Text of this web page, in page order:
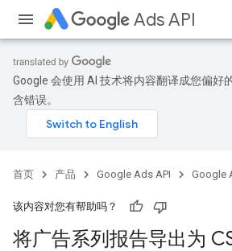
Ads API
Google 会使用 AI 技术将内容翻译成您偏好
含错误。
首页 产品 Google Ads API Google
该内容对您有帮助吗？
将广告系列报告导出为